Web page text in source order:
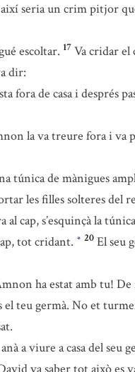
seria un crim pitjor
escoltar. 17 Va cridar el
dir:
fora de casa i després
la va treure fora i va
túnica de mànigues
les filles solteres del
al cap, s’esquinçà la
tot cridant. * 20 El seu
ha estat amb tu!
el teu germà. No et
a viure a casa del seu